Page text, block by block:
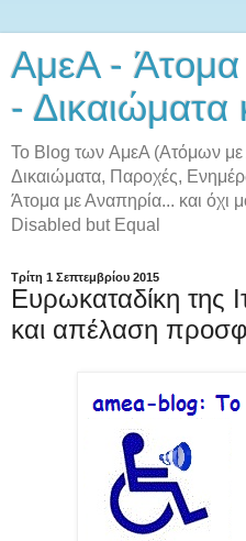
AμεA -
- Δικαιώματα
Το Blog των AμεA (Ατόμων
Δικαιώματα, Παροχές,
Άτομα με Αναπηρία... και όχι
Disabled but Equal
Τρίτη 1 Σεπτεμβρίου 2015
Ευρωκαταδίκη της
και απέλαση